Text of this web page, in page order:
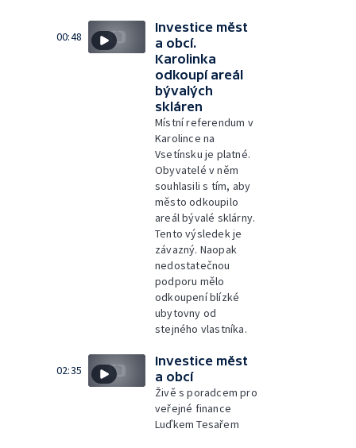
00:48
Investice měst
a obcí.
Karolinka
odkoupí areál
bývalých
skláren
Místní referendum v
Karolince na
Vsetínsku je platné.
Obyvatelé v něm
souhlasili s tím, aby
město odkoupilo
areál bývalé sklárny.
Tento výsledek je
závazný. Naopak
nedostatečnou
podporu mělo
odkoupení blízké
ubytovny od
stejného vlastníka.
02:35
Investice měst
a obcí
Živě s poradcem pro
veřejné finance
Luďkem Tesařem